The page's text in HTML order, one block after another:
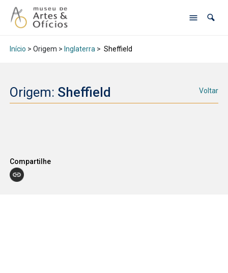
Início > Origem > Inglaterra > Sheffield
Origem: Sheffield Voltar
Compartilhe